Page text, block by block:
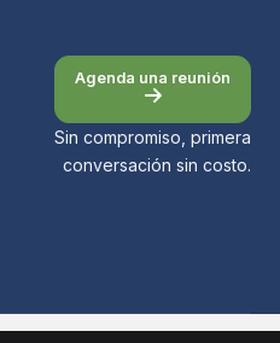
Agenda una reunión
Sin compromiso, primera
conversación sin costo.